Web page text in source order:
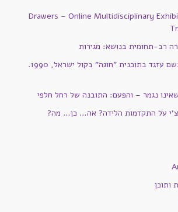
Drawers – Online Multidisciplinary
רב-תחומית בנושא: מגירות
החומר הוא צלילים – יבשם עזגד בתוכנית "חוגה" בקול ישראל, 1990.
שאינו נגמר – והפעם: התובנה של רחל חלפי
על התקדמות הלידה? אה… כן… מה?